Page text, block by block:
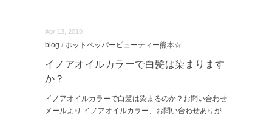
Apr 13, 2019
blog / ホットペッパービューティー熊本☆
イノアオイルカラーで白髪は染まります
か？
イノアオイルカラーで白髪は染まるのか？お問い合わせ
メールより イノアオイルカラー、お問い合わせありが